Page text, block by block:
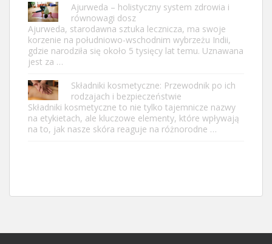
Ajurweda – holistyczny system zdrowia i
równowagi dosz
Ajurweda, starodawna sztuka lecznicza, ma swoje
korzenie na południowo-wschodnim wybrzeżu Indii,
gdzie narodziła się około 5 tysięcy lat temu. Uznawana
jest za …
Składniki kosmetyczne: Przewodnik po ich
rodzajach i bezpieczeństwie
Składniki kosmetyczne to nie tylko tajemnicze nazwy
na etykietach, ale kluczowe elementy, które wpływają
na to, jak nasze skóra reaguje na różnorodne …